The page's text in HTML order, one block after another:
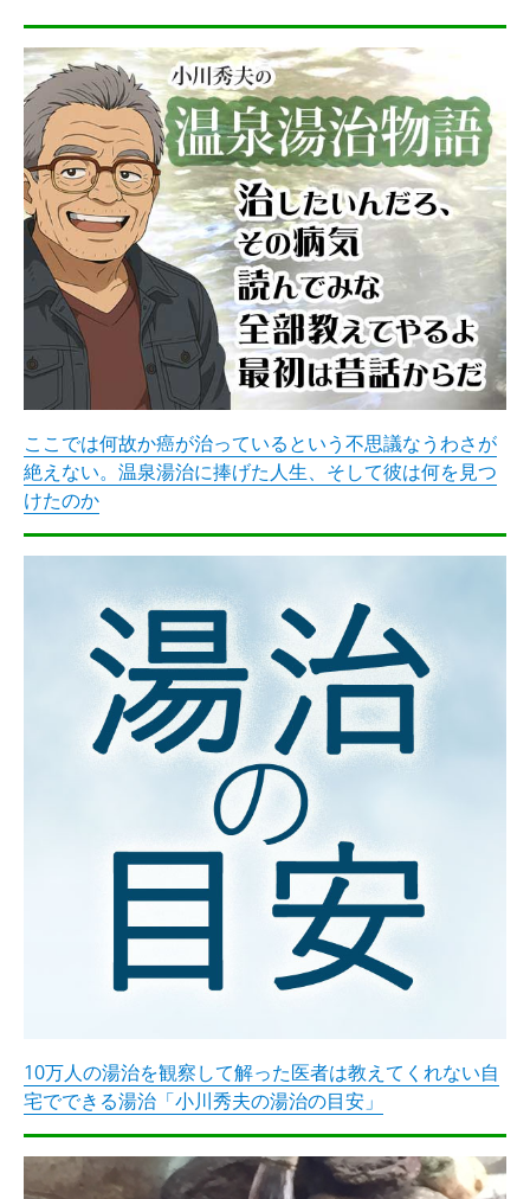
ここでは何故か癌が治っているという不思議なうわさが
絶えない。温泉湯治に捧げた人生、そして彼は何を見つ
けたのか
10万人の湯治を観察して解った医者は教えてくれない自
宅でできる湯治「小川秀夫の湯治の目安」